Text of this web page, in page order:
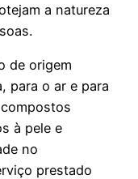
a natureza
de origem
para o ar e para
à pele e
no
prestado